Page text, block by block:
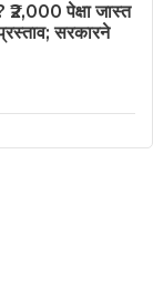
पेक्षा जास्त
सरकारने